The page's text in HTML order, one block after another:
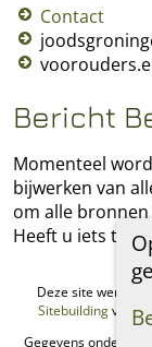
Contact
Bericht
Momenteel
bijwerken van
om alle
Heeft u iets toe
Deze site werd
Sitebuildingv.
Gegevens